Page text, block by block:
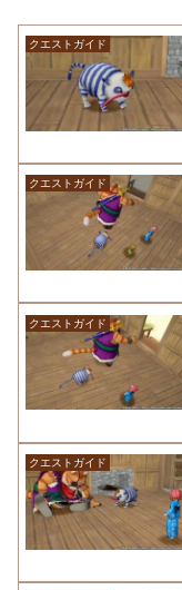
クエストガイド
クエストガイド
クエストガイド
クエストガイド